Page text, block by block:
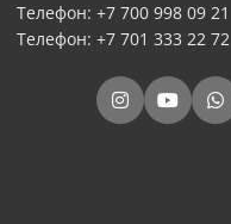
Телефон: +7 700 998 09 21
Телефон: +7 701 333 22 72